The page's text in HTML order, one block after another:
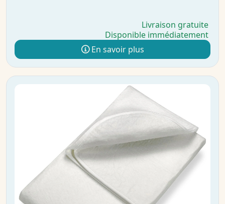
Livraison gratuite
Disponible immédiatement
En savoir plus